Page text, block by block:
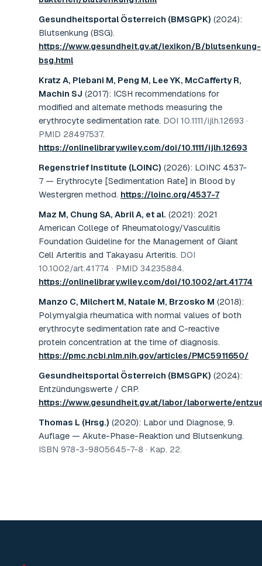
Gesundheitsportal Österreich (BMSGPK) (2024):
Blutsenkung (BSG).
https://www.gesundheit.gv.at/lexikon/B/blutsenkung-
bsg.html
Kratz A, Plebani M, Peng M, Lee YK, McCafferty R,
Machin SJ (2017): ICSH recommendations for
modified and alternate methods measuring the
erythrocyte sedimentation rate. DOI 10.1111/ijlh.12693 ·
PMID 28497537.
https://onlinelibrary.wiley.com/doi/10.1111/ijlh.12693
Regenstrief Institute (LOINC) (2026): LOINC 4537-
7 — Erythrocyte [Sedimentation Rate] in Blood by
Westergren method. https://loinc.org/4537-7
Maz M, Chung SA, Abril A, et al. (2021): 2021
American College of Rheumatology/Vasculitis
Foundation Guideline for the Management of Giant
Cell Arteritis and Takayasu Arteritis. DOI
10.1002/art.41774 · PMID 34235884.
https://onlinelibrary.wiley.com/doi/10.1002/art.41774
Manzo C, Milchert M, Natale M, Brzosko M (2018):
Polymyalgia rheumatica with normal values of both
erythrocyte sedimentation rate and C-reactive
protein concentration at the time of diagnosis.
https://pmc.ncbi.nlm.nih.gov/articles/PMC5911650/
Gesundheitsportal Österreich (BMSGPK) (2024):
Entzündungswerte / CRP.
https://www.gesundheit.gv.at/labor/laborwerte/
Thomas L (Hrsg.) (2020): Labor und Diagnose, 9.
Auflage — Akute-Phase-Reaktion und Blutsenkung.
ISBN 978-3-9805645-7-8 · Kap. 22.